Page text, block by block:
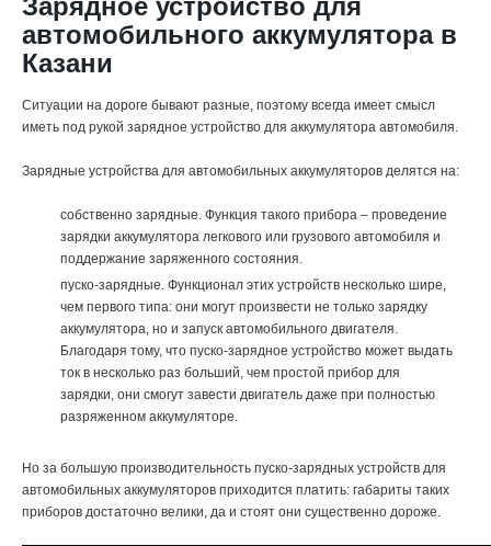
Зарядное устройство для
автомобильного аккумулятора в
Казани
Ситуации на дороге бывают разные, поэтому всегда имеет смысл
иметь под рукой зарядное устройство для аккумулятора автомобиля.
Зарядные устройства для автомобильных аккумуляторов делятся на:
собственно зарядные. Функция такого прибора – проведение
зарядки аккумулятора легкового или грузового автомобиля и
поддержание заряженного состояния.
пуско-зарядные. Функционал этих устройств несколько шире,
чем первого типа: они могут произвести не только зарядку
аккумулятора, но и запуск автомобильного двигателя.
Благодаря тому, что пуско-зарядное устройство может выдать
ток в несколько раз больший, чем простой прибор для
зарядки, они смогут завести двигатель даже при полностью
разряженном аккумуляторе.
Но за большую производительность пуско-зарядных устройств для
автомобильных аккумуляторов приходится платить: габариты таких
приборов достаточно велики, да и стоят они существенно дороже.